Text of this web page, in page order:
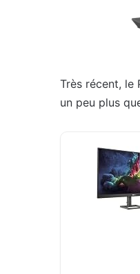
Très récent, le
un peu plus